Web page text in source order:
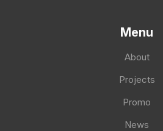
Menu
About
Projects
Promo
News